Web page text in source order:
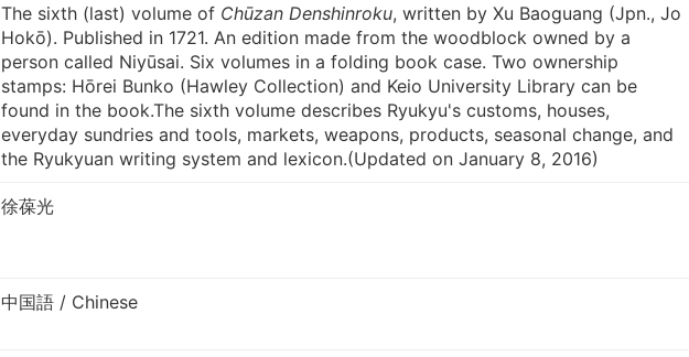
The sixth (last) volume of Chūzan Denshinroku, written by Xu Baoguang (Jpn., Jo
Hokō). Published in 1721. An edition made from the woodblock owned by a
person called Niyūsai. Six volumes in a folding book case. Two ownership
stamps: Hōrei Bunko (Hawley Collection) and Keio University Library can be
found in the book.The sixth volume describes Ryukyu's customs, houses,
everyday sundries and tools, markets, weapons, products, seasonal change, and
the Ryukyuan writing system and lexicon.(Updated on January 8, 2016)
徐葆光
中国語 / Chinese